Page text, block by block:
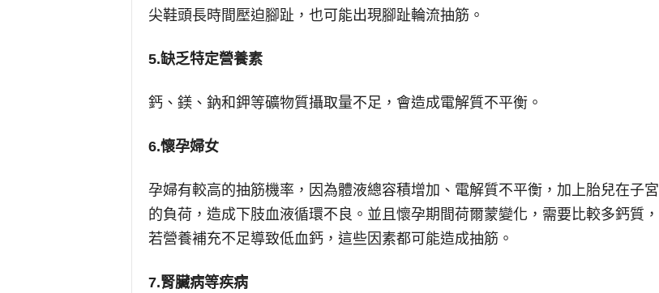
尖鞋頭長時間壓迫腳趾，也可能出現腳趾輪流抽筋。
5.缺乏特定營養素
鈣、鎂、鈉和鉀等礦物質攝取量不足，會造成電解質不平衡。
6.懷孕婦女
孕婦有較高的抽筋機率，因為體液總容積增加、電解質不平衡，加上胎兒在子宮
的負荷，造成下肢血液循環不良。並且懷孕期間荷爾蒙變化，需要比較多鈣質，
若營養補充不足導致低血鈣，這些因素都可能造成抽筋。
7.腎臟病等疾病